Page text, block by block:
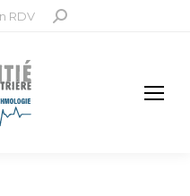
RDV
Recherche